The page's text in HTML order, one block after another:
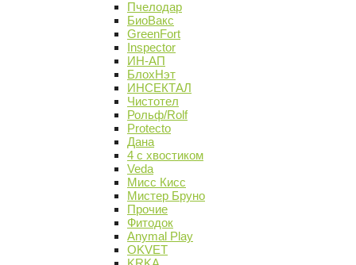
Пчелодар
БиоВакс
GreenFort
Inspector
ИН-АП
БлохНэт
ИНСЕКТАЛ
Чистотел
Рольф/Rolf
Protecto
Дана
4 с хвостиком
Veda
Мисс Кисс
Мистер Бруно
Прочие
Фитодок
Anymal Play
OKVET